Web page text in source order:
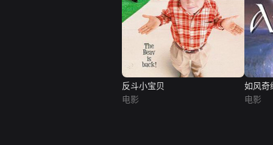
反斗小宝贝
电影
如风奇
电影